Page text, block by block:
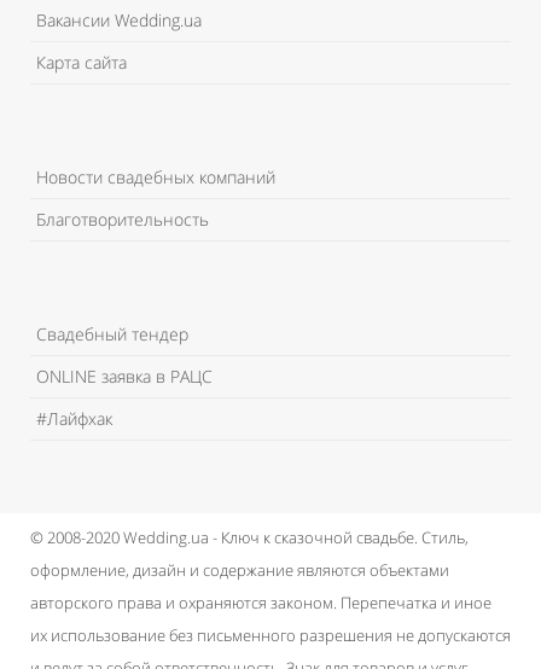
Вакансии Wedding.ua
Карта сайта
Новости свадебных компаний
Благотворительность
Свадебный тендер
ONLINE заявка в РАЦС
#Лайфхак
© 2008-2020 Wedding.ua - Ключ к сказочной свадьбе. Стиль,
оформление, дизайн и содержание являются объектами
авторского права и охраняются законом. Перепечатка и иное
их использование без письменного разрешения не допускаются